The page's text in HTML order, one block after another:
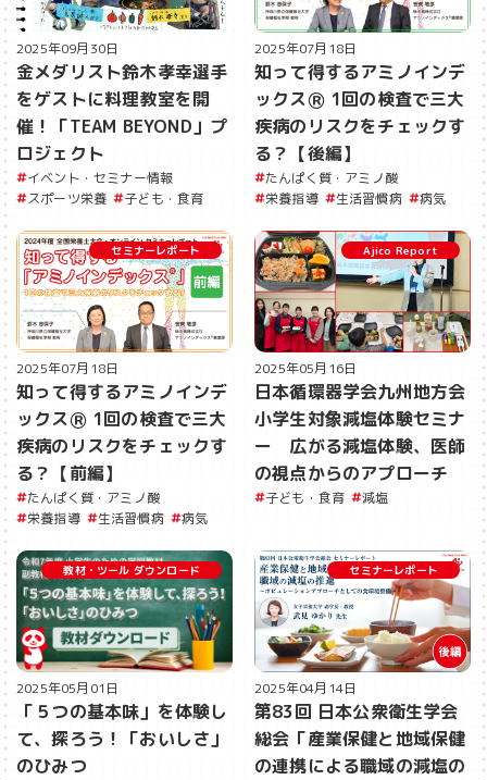
2025年09月30日
金メダリスト鈴木孝幸選手
をゲストに料理教室を開
催！「TEAM BEYOND」プ
ロジェクト
イベント・セミナー情報
スポーツ栄養
子ども・食育
2025年07月18日
知って得するアミノインデ
ックスⓇ 1回の検査で三大
疾病のリスクをチェックす
る？【後編】
たんぱく質・アミノ酸
栄養指導
生活習慣病 病気
セミナーレポート
2025年07月18日
知って得するアミノインデ
ックスⓇ 1回の検査で三大
疾病のリスクをチェックす
る？【前編】
たんぱく質・アミノ酸
栄養指導
生活習慣病 病気
Ajico Report
2025年05月16日
日本循環器学会九州地方会
小学生対象減塩体験セミナ
ー 広がる減塩体験、医師
の視点からのアプローチ
子ども・食育 減塩
教材・ツール ダウンロード
2025年05月01日
「５つの基本味」を体験し
て、探ろう！「おいしさ」
のひみつ
セミナーレポート
2025年04月14日
第83回 日本公衆衛生学会
総会「産業保健と地域保健
の連携による職域の減塩の